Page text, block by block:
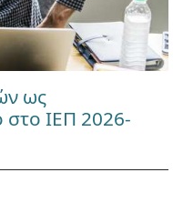
ως
ΙΕΠ 2026-